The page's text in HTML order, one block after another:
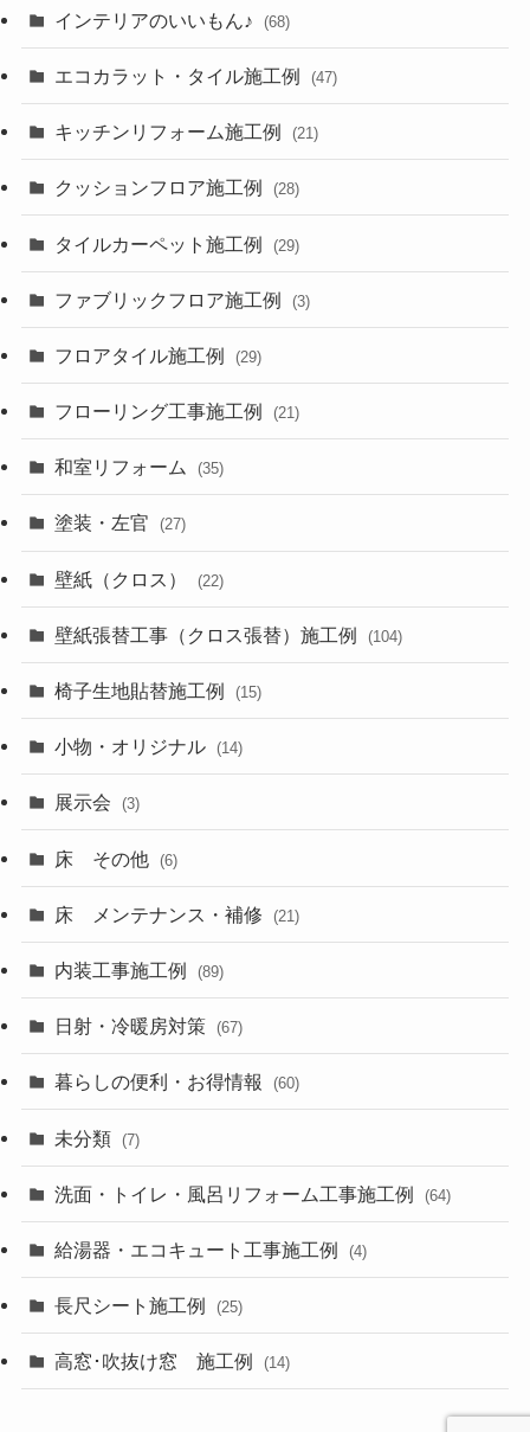
インテリアのいいもん♪ (68)
エコカラット・タイル施工例 (47)
キッチンリフォーム施工例 (21)
クッションフロア施工例 (28)
タイルカーペット施工例 (29)
ファブリックフロア施工例 (3)
フロアタイル施工例 (29)
フローリング工事施工例 (21)
和室リフォーム (35)
塗装・左官 (27)
壁紙（クロス） (22)
壁紙張替工事（クロス張替）施工例 (104)
椅子生地貼替施工例 (15)
小物・オリジナル (14)
展示会 (3)
床 その他 (6)
床 メンテナンス・補修 (21)
内装工事施工例 (89)
日射・冷暖房対策 (67)
暮らしの便利・お得情報 (60)
未分類 (7)
洗面・トイレ・風呂リフォーム工事施工例 (64)
給湯器・エコキュート工事施工例 (4)
長尺シート施工例 (25)
高窓･吹抜け窓 施工例 (14)